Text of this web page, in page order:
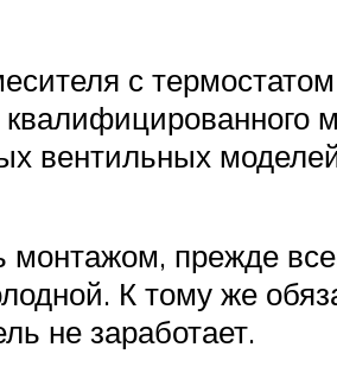
с
вентильных
прежде
К тому же
не заработает.